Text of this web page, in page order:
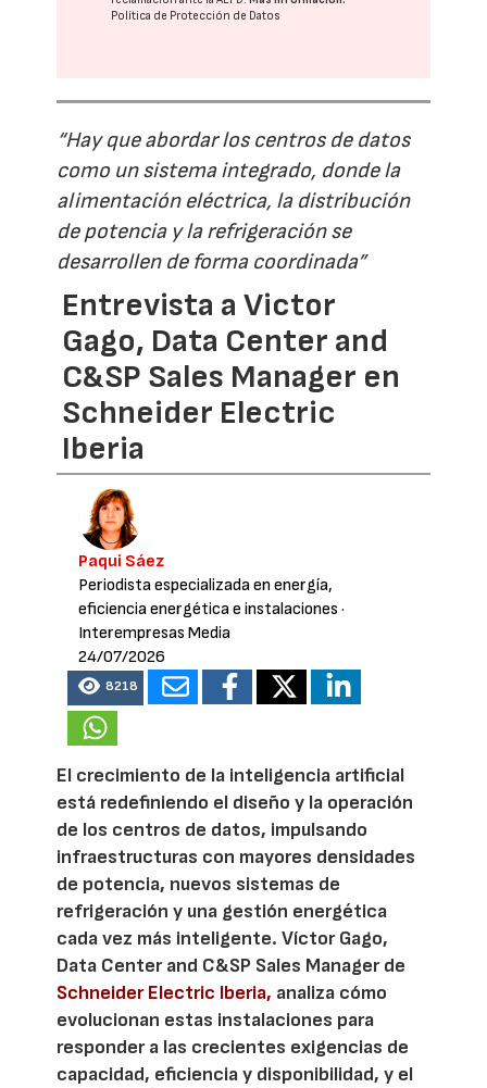
Política de Protección de Datos
“Hay que abordar los centros de datos
como un sistema integrado, donde la
alimentación eléctrica, la distribución
de potencia y la refrigeración se
desarrollen de forma coordinada”
Entrevista a Victor
Gago, Data Center and
C&SP Sales Manager en
Schneider Electric
Iberia
Paqui Sáez
Periodista especializada en energía,
eficiencia energética e instalaciones ·
Interempresas Media
24/07/2026
8218
El crecimiento de la inteligencia artificial
está redefiniendo el diseño y la operación
de los centros de datos, impulsando
infraestructuras con mayores densidades
de potencia, nuevos sistemas de
refrigeración y una gestión energética
cada vez más inteligente. Víctor Gago,
Data Center and C&SP Sales Manager de
Schneider Electric Iberia, analiza cómo
evolucionan estas instalaciones para
responder a las crecientes exigencias de
capacidad, eficiencia y disponibilidad, y el